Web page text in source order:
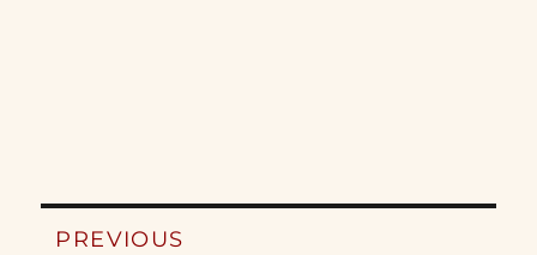
Post
PREVIOUS